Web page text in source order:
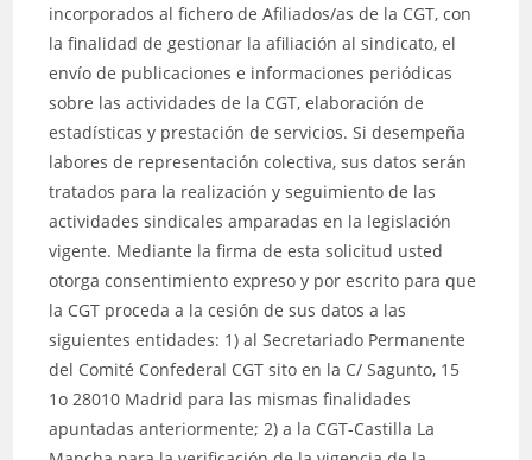
incorporados al fichero de Afiliados/as de la CGT, con
la finalidad de gestionar la afiliación al sindicato, el
envío de publicaciones e informaciones periódicas
sobre las actividades de la CGT, elaboración de
estadísticas y prestación de servicios. Si desempeña
labores de representación colectiva, sus datos serán
tratados para la realización y seguimiento de las
actividades sindicales amparadas en la legislación
vigente. Mediante la firma de esta solicitud usted
otorga consentimiento expreso y por escrito para que
la CGT proceda a la cesión de sus datos a las
siguientes entidades: 1) al Secretariado Permanente
del Comité Confederal CGT sito en la C/ Sagunto, 15
1o 28010 Madrid para las mismas finalidades
apuntadas anteriormente; 2) a la CGT-Castilla La